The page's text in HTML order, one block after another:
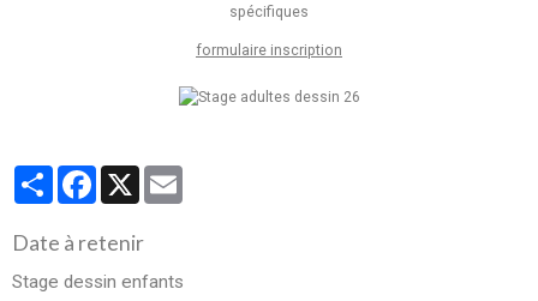
spécifiques
formulaire inscription
PartagerFacebook
X
Date à retenir
Stage dessin enfants